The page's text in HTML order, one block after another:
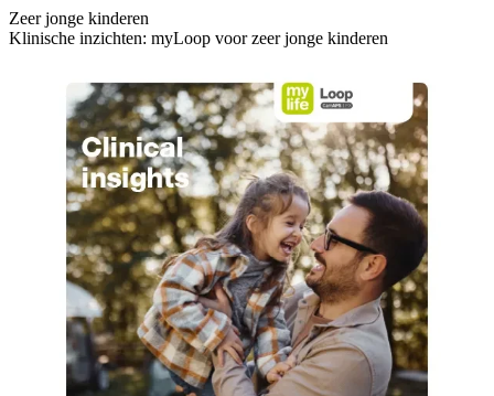
Zeer jonge kinderen
Klinische inzichten: myLoop voor zeer jonge kinderen